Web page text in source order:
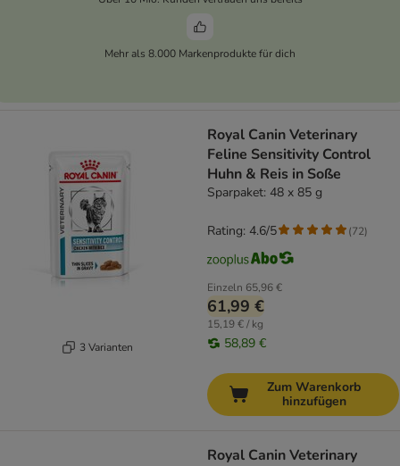
Mehr als 8.000 Markenprodukte für dich
3 Varianten
Royal Canin Veterinary
Feline Sensitivity Control
Huhn & Reis in Soße
Sparpaket: 48 x 85 g
Einzeln 65,96 €
61,99 €
15,19 € / kg
58,89 €
Rating: 4.6/5 (72)
Zum Warenkorb
hinzufügen
Royal Canin Veterinary